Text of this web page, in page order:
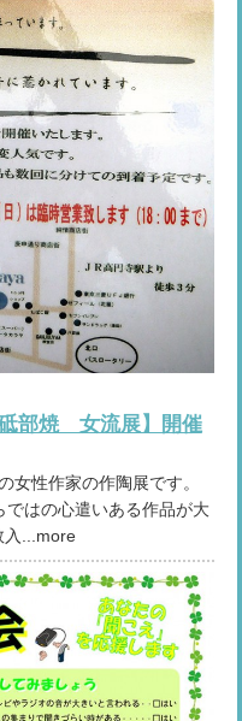
部焼 女流展】開催
性作家の作陶展です。
はの心遣いある作品が大
入...more